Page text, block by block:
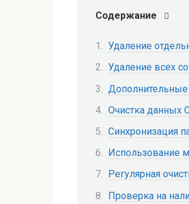
Содержание
Удаление
Удаление всех
Очистка данных
Синхронизация
Использование
Регулярная
Проверка на